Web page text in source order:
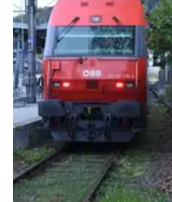
S-Bahn Wien
Sonstiges
Stimmungsbilder
~ Sonstiges
Strecken
Strecke (Lindau-
Strecke